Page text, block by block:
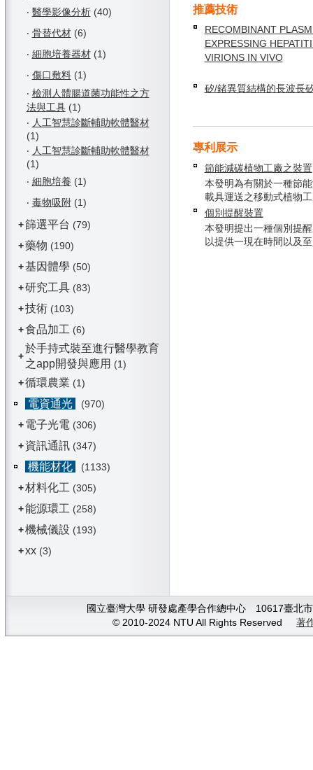
‧ 醫學影像分析(40)
‧ 骨替代材(6)
‧ 細胞培養器材(1)
‧ 傷口敷料(1)
‧ 檢測人體腸道菌功能性之方
法與工具(1)
‧ 人工智慧診斷輔助軟體醫材
(1)
‧ 人工智慧診斷輔助軟體醫材
(1)
‧ 細胞培養 (1)
‧ 毒物吸附(1)
+篩選平台 (79)
+藥物 (190)
+基因體學 (50)
+研究工具(83)
+技術(103)
+食品加工 (6)
+
於手持式裝至進行醫學教育
之app開發與應用 (1)
+循環農業 (1)
電資通光
(970)
+ 電子光電 (306)
+ 資訊通訊(347)
機能材化
(1133)
+材料化工 (305)
+能源環工 (258)
+機械儀設 (193)
+xx(3)
推薦技術
RECOMBINANT
EXPRESSING
VIRIONS IN VIVO
矽/鍺異質結構的長波長
專利展示
節能減碳植物工廠之裝置
本發明為有關於一種節
載具運送之移動式植物
個別提醒裝置
本發明提出一種個別提
以提供一現在時間以及
國立臺灣大學 研發處產學合作總中心 10617臺
© 2010-2024 NTU All Rights Reserved 著